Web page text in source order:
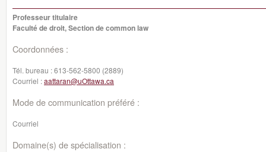
Professeur titulaire
Faculté de droit, Section de common law
Coordonnées :
Tél. bureau :613-562-5800 (2889)
Courriel :aattaran@uOttawa.ca
Mode de communication préféré :
Courriel
Domaine(s) de spécialisation :